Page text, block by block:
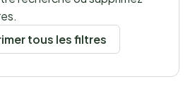
tous les filtres